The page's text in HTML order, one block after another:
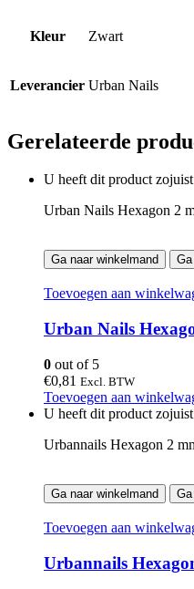
Kleur Zwart
Leverancier Urban Nails
Gerelateerde
U heeft dit product
Urban Nails Hexagon 2
Ga naar winkelmand
Toevoegen aan
Urban Nails
0 out of 5
€0,81 Excl. BTW
Toevoegen aan
U heeft dit product
Urbannails Hexagon 2
Ga naar winkelmand
Toevoegen aan
Urbannails